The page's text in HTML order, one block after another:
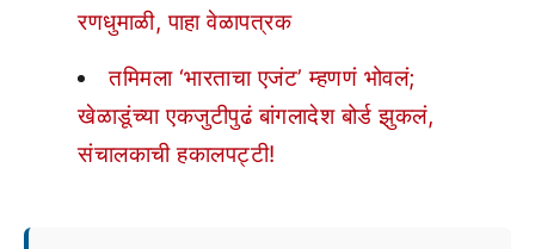
रणधुमाळी, पाहा वेळापत्रक
तमिमला ‘भारताचा एजंट’ म्हणणं भोवलं;
खेळाडूंच्या एकजुटीपुढं बांगलादेश बोर्ड झुकलं,
संचालकाची हकालपट्टी!